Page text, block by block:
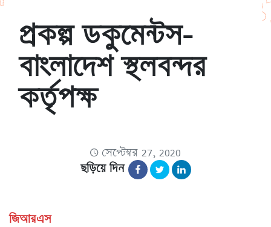
প্রকল্প ডকুমেন্টস-
বাংলাদেশ স্থলবন্দর
কর্তৃপক্ষ
সেপ্টেম্বর 27, 2020
ছড়িয়ে দিন
জিআরএস